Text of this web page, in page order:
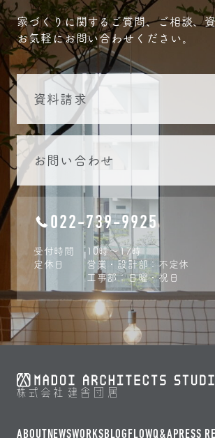
家づくりに関するご質問、ご相談、
お気軽にお問い合わせください。
資料請求
お問い合わせ
022-739-9925
受付時間
10時〜17時
定休日
営業・設計部：不定休
工事部：日曜・祝日
ABOUT NEWSWORKS BLOG FLOWQ&APRESS